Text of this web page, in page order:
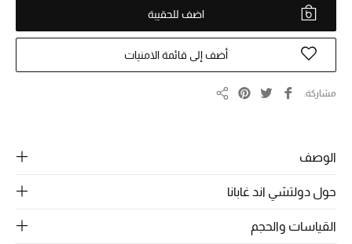
الحقائب النسائية
أحذية النسائية
الأطفال
مستلزمات المنزل
المجوهرات
اضف للحقيبة
أضف إلى قائمة الامنيات
مشاركة
الوصف
حول دولتشي اند غابانا
القياسات والحجم